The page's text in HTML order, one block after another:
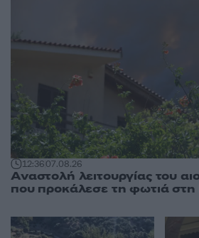
12:3607.08.26
Αναστολή λειτουργίας του
που προκάλεσε τη φωτιά στη